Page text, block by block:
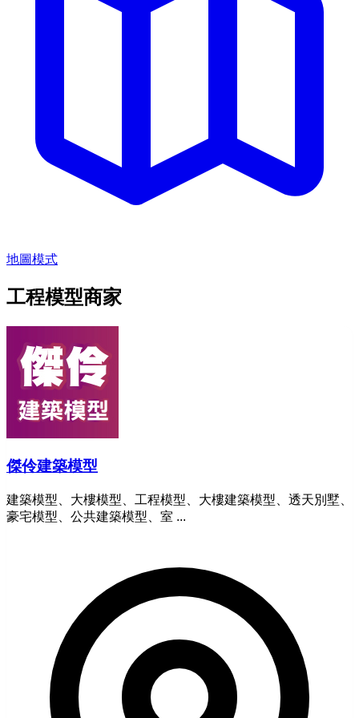
地圖模式
工程模型商家
傑伶建築模型
建築模型、大樓模型、工程模型、大樓建築模型、透天別墅、
豪宅模型、公共建築模型、室 ...